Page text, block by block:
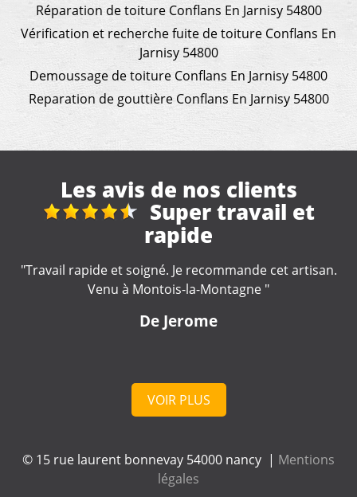
Réparation de toiture Conflans En Jarnisy 54800
Vérification et recherche fuite de toiture Conflans En
Jarnisy 54800
Demoussage de toiture Conflans En Jarnisy 54800
Reparation de gouttière Conflans En Jarnisy 54800
Les avis de nos clients
Réparation et
nettoyage gouttière
"Travail rapide et soigné ???? Seul petit hic ❗️pas je n'ai
pas eu de devis avant le début des travaux❗️"
De Bebert
VOIR PLUS
© 15 rue laurent bonnevay 54000 nancy | Mentions
légales